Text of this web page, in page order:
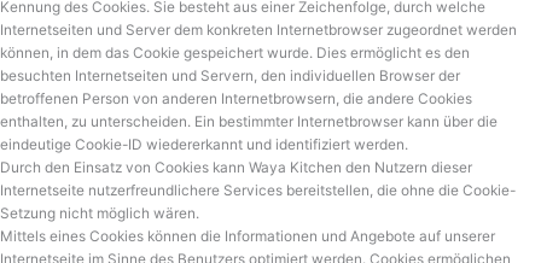
Kennung des Cookies. Sie besteht aus einer Zeichenfolge, durch welche
Internetseiten und Server dem konkreten Internetbrowser zugeordnet werden
können, in dem das Cookie gespeichert wurde. Dies ermöglicht es den
besuchten Internetseiten und Servern, den individuellen Browser der
betroffenen Person von anderen Internetbrowsern, die andere Cookies
enthalten, zu unterscheiden. Ein bestimmter Internetbrowser kann über die
eindeutige Cookie-ID wiedererkannt und identifiziert werden.
Durch den Einsatz von Cookies kann Waya Kitchen den Nutzern dieser
Internetseite nutzerfreundlichere Services bereitstellen, die ohne die Cookie-
Setzung nicht möglich wären.
Mittels eines Cookies können die Informationen und Angebote auf unserer